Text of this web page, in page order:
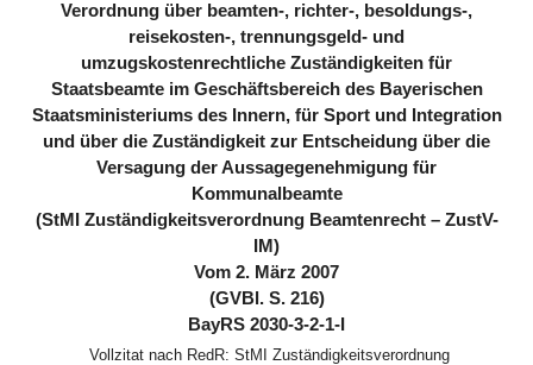
Verordnung über beamten-, richter-, besoldungs-,
reisekosten-, trennungsgeld- und
umzugskostenrechtliche Zuständigkeiten für
Staatsbeamte im Geschäftsbereich des Bayerischen
Staatsministeriums des Innern, für Sport und Integration
und über die Zuständigkeit zur Entscheidung über die
Versagung der Aussagegenehmigung für
Kommunalbeamte
(StMI Zuständigkeitsverordnung Beamtenrecht – ZustV-
IM)
Vom 2. März 2007
(GVBl. S. 216)
BayRS 2030-3-2-1-I
Vollzitat nach RedR: StMI Zuständigkeitsverordnung